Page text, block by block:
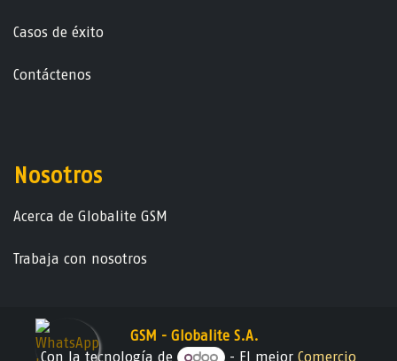
Casos de éxito
Contáctenos
Nosotros
Acerca de Globalite GSM
Trabaja con nosotros
GSM - Globalite S.A.
Con la tecnología de
- El mejorComercio